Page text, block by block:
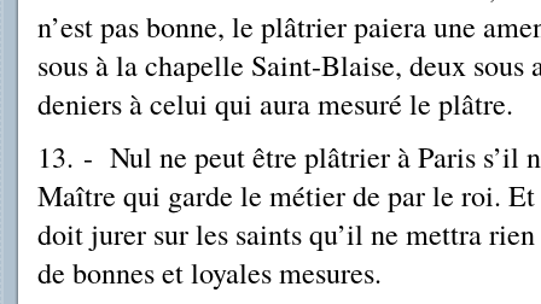
n’est pas bonne, le plâtrier paiera une
sous à la chapelle Saint-Blaise, deux
deniers à celui qui aura mesuré le plâtre.
13. - Nul ne peut être plâtrier à Paris s’il
Maître qui garde le métier de par le roi.
doit jurer sur les saints qu’il ne mettra
de bonnes et loyales mesures.